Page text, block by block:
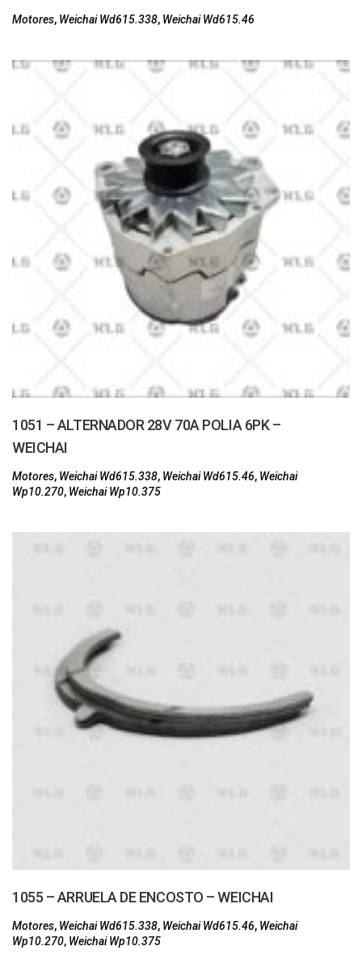
Motores, Weichai Wd615.338, Weichai Wd615.46
1051 – ALTERNADOR 28V 70A POLIA 6PK –
WEICHAI
Motores, Weichai Wd615.338, Weichai Wd615.46, Weichai
Wp10.270, Weichai Wp10.375
1055 – ARRUELA DE ENCOSTO – WEICHAI
Motores, Weichai Wd615.338, Weichai Wd615.46, Weichai
Wp10.270, Weichai Wp10.375